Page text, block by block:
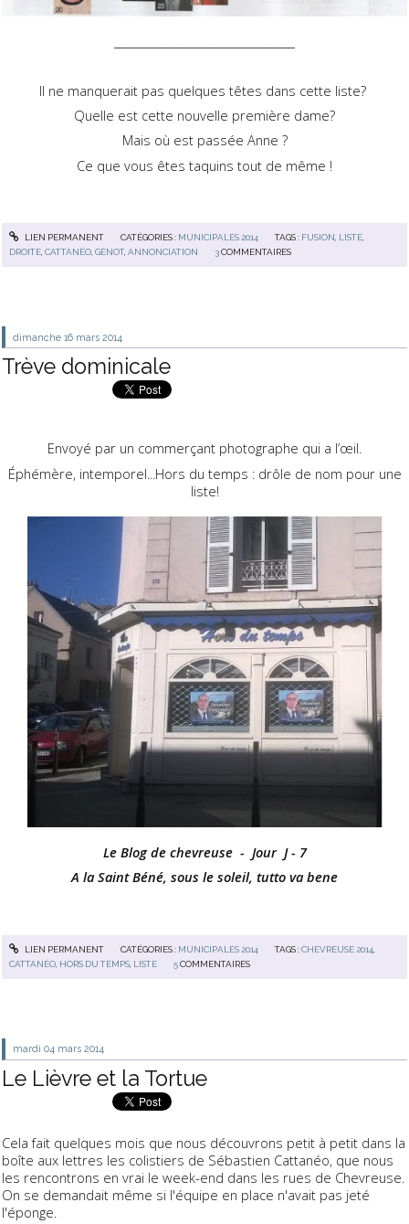
Il ne manquerait pas quelques têtes dans cette liste?
Quelle est cette nouvelle première dame?
Mais où est passée Anne ?
Ce que vous êtes taquins tout de même !
LIEN PERMANENT CATÉGORIES : MUNICIPALES 2014 TAGS : FUSION, LISTE,
DROITE,CATTANÉO,GÉNOT,ANNONCIATION 3 COMMENTAIRES
dimanche 16 mars 2014
Trève dominicale
Envoyé par un commerçant photographe qui a l’œil.
Éphémère, intemporel...Hors du temps : drôle de nom pour une
liste!
Le Blog de chevreuse - Jour J - 7
A la Saint Béné, sous le soleil, tutto va bene
LIEN PERMANENT CATÉGORIES : MUNICIPALES 2014 TAGS :CHEVREUSE 2014
CATTANÉO HORS DU TEMPS LISTE 5 COMMENTAIRES
mardi 04 mars 2014
Le Lièvre et la Tortue
Cela fait quelques mois que nous découvrons petit à petit dans la
boîte aux lettres les colistiers de Sébastien Cattanéo, que nous
les rencontrons en vrai le week-end dans les rues de Chevreuse.
On se demandait même si l'équipe en place n'avait pas jeté
l'éponge.